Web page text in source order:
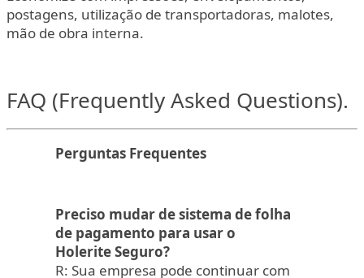
postagens, utilização de transportadoras, malotes,
mão de obra interna.
FAQ (Frequently Asked Questions).
Perguntas Frequentes
Preciso mudar de sistema de folha
de pagamento para usar o
Holerite Seguro?
R: Sua empresa pode continuar com